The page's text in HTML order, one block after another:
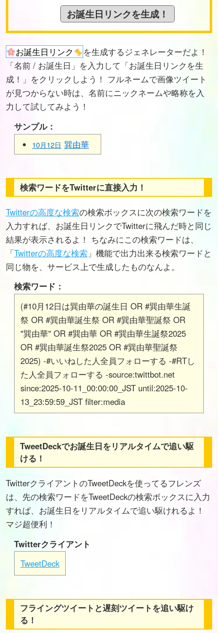
お誕生日リンク
を生成するジェネレーターだよ！
「名前 / お誕生日」を入力して「お誕生日リンクを生
成！」をクリックしよう！ フルネームで画像ツイート
が見つからない時は、名前にニックネームや略称を入
力して試してみよう！
サンプル：
10月12日 巽由華
検索ワードをTwitterに直接入力！
Twitterの高度な検索の検索ボックスに次の検索ワードを
入力すれば、お誕生日リンクでTwitterに飛んだ時と同じ
結果が表示されるよ！ ちなみにこの検索ワードは、
「Twitterの高度な検索 」機能で出力出来る検索ワードと
同じ物を、サービス上で生成したものなんよ。
検索ワード：
(#10月12日は巽由華の誕生日 OR #巽由華生誕
祭 OR #巽由華誕生祭 OR #巽由華聖誕祭 OR
"巽由華" OR #巽由華 OR #巽由華生誕祭2025
OR #巽由華誕生祭2025 OR #巽由華聖誕祭
2025) -#いいねした人全員フォローする -#RTし
た人全員フォローする -source:twittbot.net
since:2025-10-11_00:00:00_JST until:2025-10-
13_23:59:59_JST filter:media
TweetDeckでお誕生日をリアルタイムで追い駆
ける！
TwitterクライアントのTweetDeckを使ってるフレンズ
は、先の検索ワードをTweetDeckの検索ボックスに入力
すれば、お誕生日をリアルタイムで追い駆けれるよ！
マジ超便利！
Twitterクライアント
TweetDeck
フライングツイートと遅刻ツイートを追い駆け
る！